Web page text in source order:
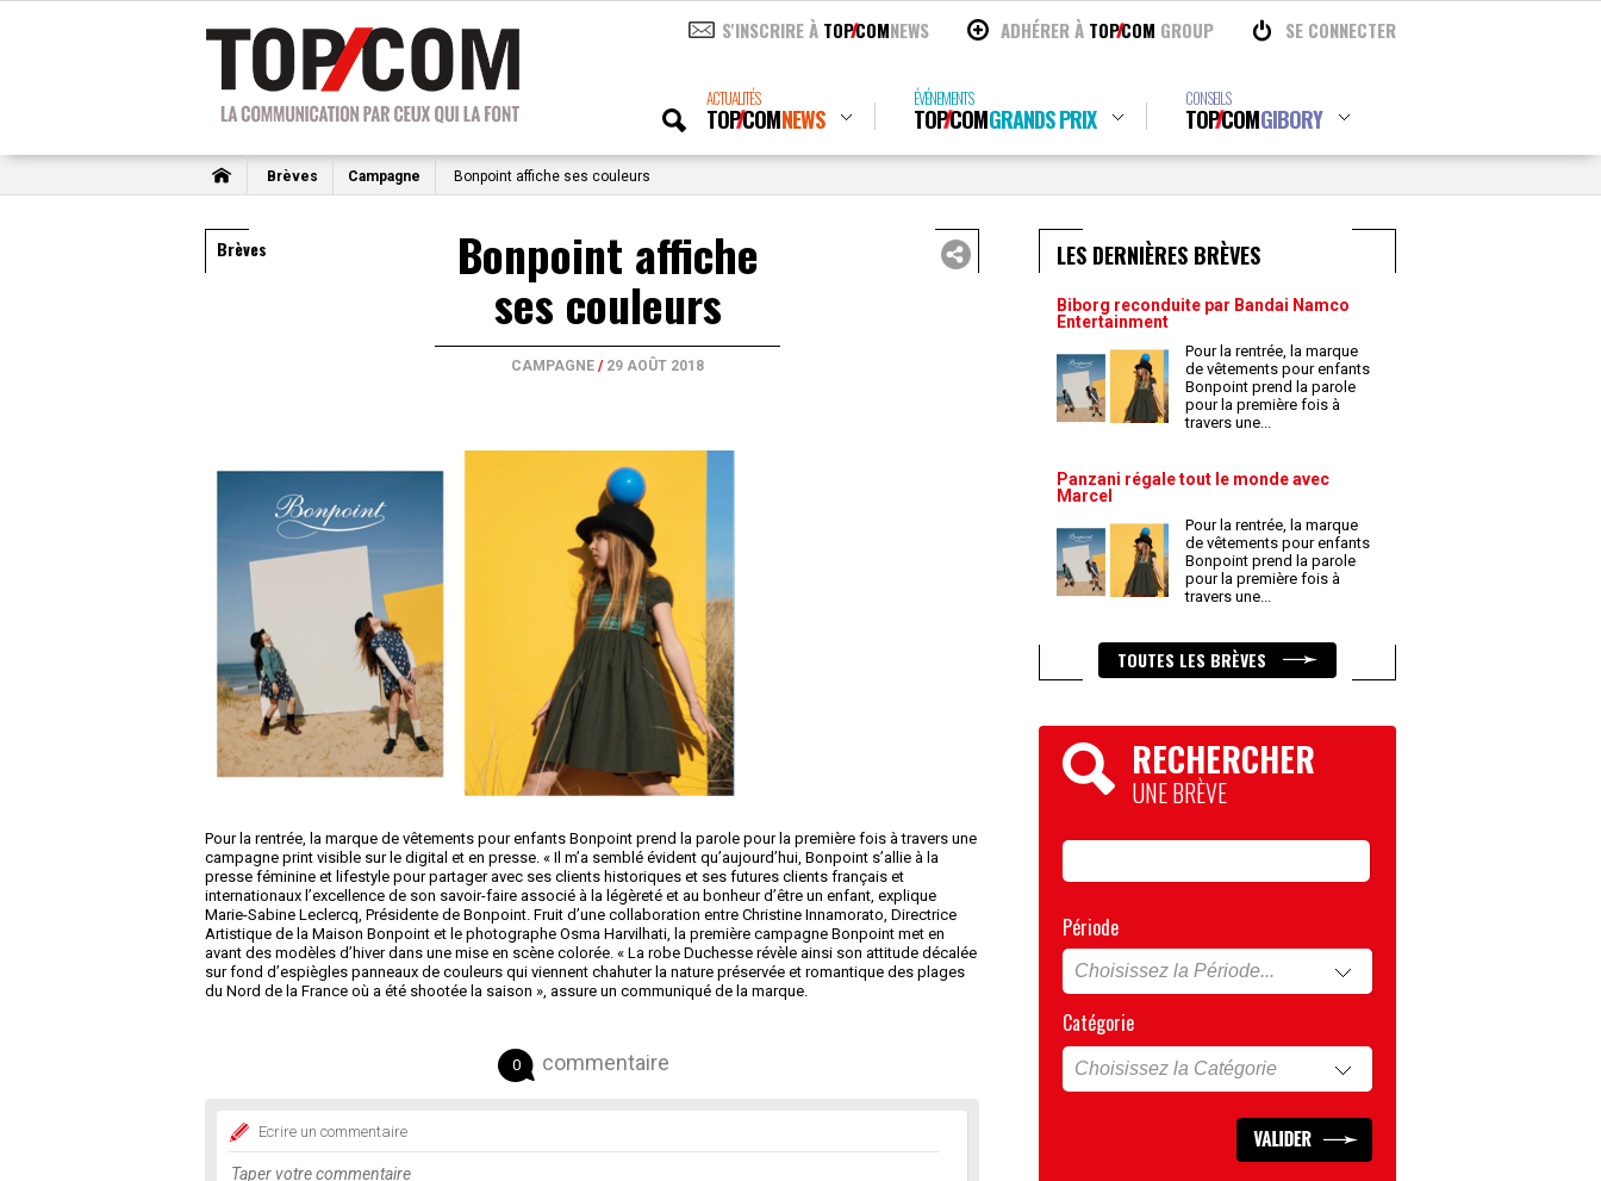
S'INSCRIRE À TOPCOMNEWS ADHÉRER À TOPCOM GROUP SE CONNECTER
ACTUALITÉS
TOPCOMNEWS
ÉVÉNEMENTS
TOPCOMGRANDS PRIX
CONSEILS
TOPCOMGIBORY
Brèves Campagne Bonpoint affiche ses couleurs
Brèves Bonpoint affiche
ses couleurs
CAMPAGNE / 29 AOÛT 2018
Pour la rentrée, la marque de vêtements pour enfants Bonpoint prend la parole pour la première fois à travers une
campagne print visible sur le digital et en presse. « Il m’a semblé évident qu’aujourd’hui, Bonpoint s’allie à la
presse féminine et lifestyle pour partager avec ses clients historiques et ses futures clients français et
internationaux l’excellence de son savoir-faire associé à la légèreté et au bonheur d’être un enfant, explique
Marie-Sabine Leclercq, Présidente de Bonpoint. Fruit d’une collaboration entre Christine Innamorato, Directrice
Artistique de la Maison Bonpoint et le photographe Osma Harvilhati, la première campagne Bonpoint met en
avant des modèles d’hiver dans une mise en scène colorée. « La robe Duchesse révèle ainsi son attitude décalée
sur fond d’espiègles panneaux de couleurs qui viennent chahuter la nature préservée et romantique des plages
du Nord de la France où a été shootée la saison », assure un communiqué de la marque.
0 commentaire
Ecrire un commentaire
LES DERNIÈRES BRÈVES
Biborg reconduite par Bandai Namco
Entertainment
Pour la rentrée, la marque
de vêtements pour enfants
Bonpoint prend la parole
pour la première fois à
travers une...
Panzani régale tout le monde avec
Marcel
Pour la rentrée, la marque
de vêtements pour enfants
Bonpoint prend la parole
pour la première fois à
travers une...
TOUTES LES BRÈVES
RECHERCHER
UNE BRÈVE
Période
Catégorie